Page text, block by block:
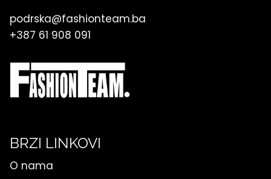
podrska@fashionteam.ba
+387 61 908 091
BRZI LINKOVI
O nama